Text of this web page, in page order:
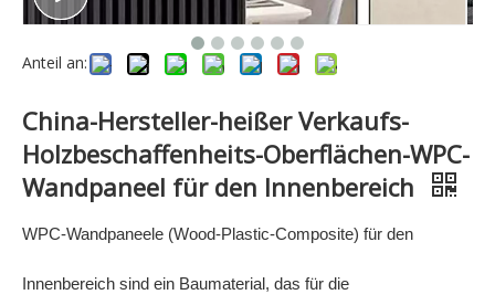
Anteil an:
China-Hersteller-heißer Verkaufs-
Holzbeschaffenheits-Oberflächen-WPC-
Wandpaneel für den Innenbereich
WPC-Wandpaneele (Wood-Plastic-Composite) für den
Innenbereich sind ein Baumaterial, das für die